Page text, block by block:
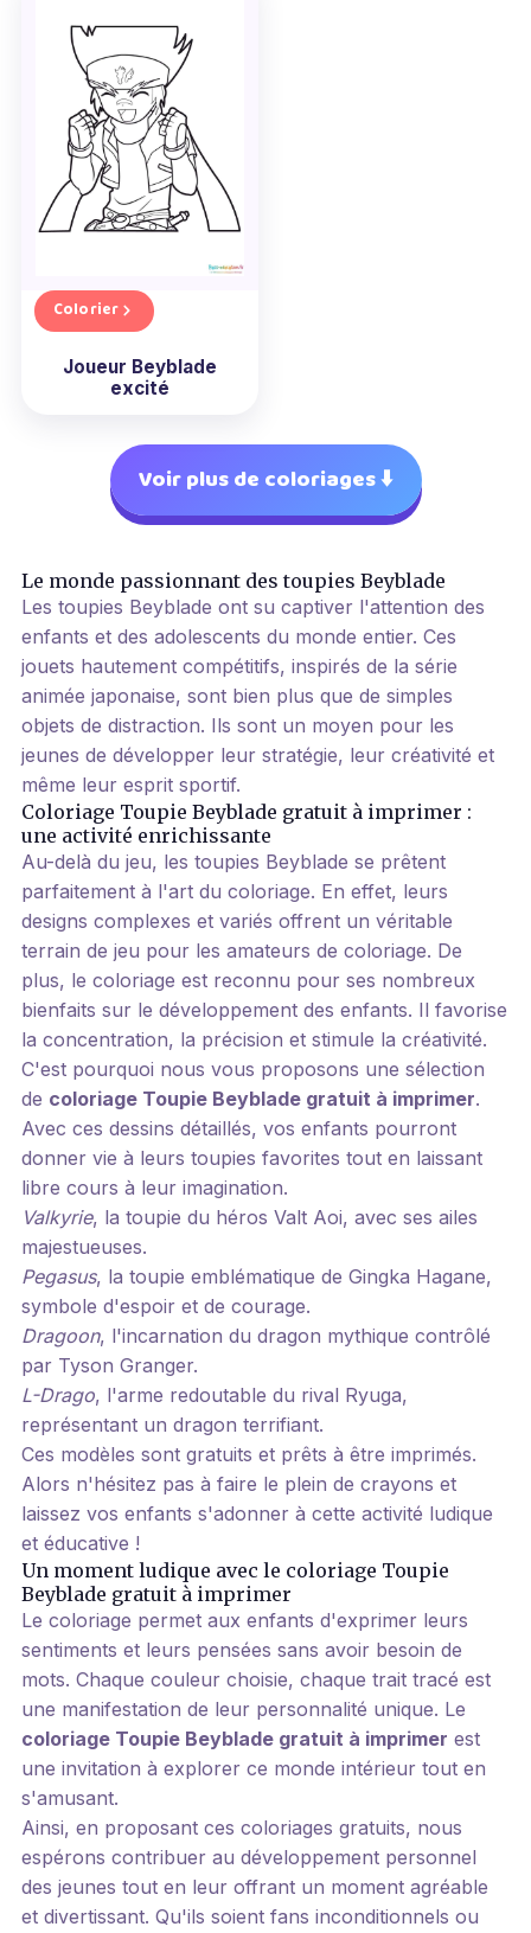
Colorier
Joueur Beyblade
excité
Voir plus de coloriages ⬇️
Le monde passionnant des toupies Beyblade
Les toupies Beyblade ont su captiver l'attention des
enfants et des adolescents du monde entier. Ces
jouets hautement compétitifs, inspirés de la série
animée japonaise, sont bien plus que de simples
objets de distraction. Ils sont un moyen pour les
jeunes de développer leur stratégie, leur créativité et
même leur esprit sportif.
Coloriage Toupie Beyblade gratuit à imprimer :
une activité enrichissante
Au-delà du jeu, les toupies Beyblade se prêtent
parfaitement à l'art du coloriage. En effet, leurs
designs complexes et variés offrent un véritable
terrain de jeu pour les amateurs de coloriage. De
plus, le coloriage est reconnu pour ses nombreux
bienfaits sur le développement des enfants. Il favorise
la concentration, la précision et stimule la créativité.
C'est pourquoi nous vous proposons une sélection
de coloriage Toupie Beyblade gratuit à imprimer.
Avec ces dessins détaillés, vos enfants pourront
donner vie à leurs toupies favorites tout en laissant
libre cours à leur imagination.
Valkyrie, la toupie du héros Valt Aoi, avec ses ailes
majestueuses.
Pegasus, la toupie emblématique de Gingka Hagane,
symbole d'espoir et de courage.
Dragoon, l'incarnation du dragon mythique contrôlé
par Tyson Granger.
L-Drago, l'arme redoutable du rival Ryuga,
représentant un dragon terrifiant.
Ces modèles sont gratuits et prêts à être imprimés.
Alors n'hésitez pas à faire le plein de crayons et
laissez vos enfants s'adonner à cette activité ludique
et éducative !
Un moment ludique avec le coloriage Toupie
Beyblade gratuit à imprimer
Le coloriage permet aux enfants d'exprimer leurs
sentiments et leurs pensées sans avoir besoin de
mots. Chaque couleur choisie, chaque trait tracé est
une manifestation de leur personnalité unique. Le
coloriage Toupie Beyblade gratuit à imprimer est
une invitation à explorer ce monde intérieur tout en
s'amusant.
Ainsi, en proposant ces coloriages gratuits, nous
espérons contribuer au développement personnel
des jeunes tout en leur offrant un moment agréable
et divertissant. Qu'ils soient fans inconditionnels ou